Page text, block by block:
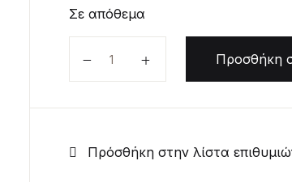
Σε απόθεμα
Προσθήκη
Πρόσθήκη στην λίστα